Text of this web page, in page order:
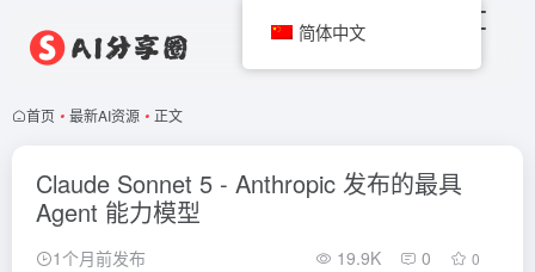
首页 • 最新AI资源 • 正文
Claude Sonnet 5 - Anthropic 发布的最具
Agent 能力模型
1个月前发布 19.9K 0 0
简体中文